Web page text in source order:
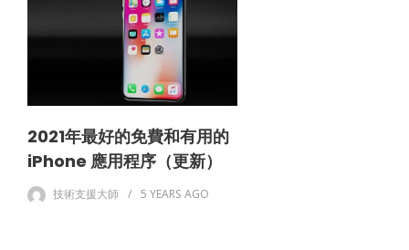
2021年最好的免費和有用的
iPhone 應用程序（更新）
技術支援大師 5 YEARS AGO